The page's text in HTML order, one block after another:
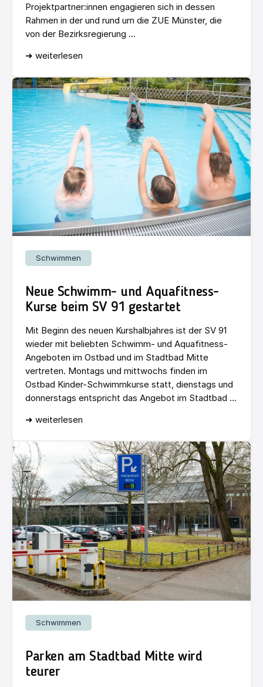
Projektpartner:innen engagieren sich in dessen
Rahmen in der und rund um die ZUE Münster, die
von der Bezirksregierung ...
➜ weiterlesen
Schwimmen
Neue Schwimm- und Aquafitness-
Kurse beim SV 91 gestartet
Mit Beginn des neuen Kurshalbjahres ist der SV 91
wieder mit beliebten Schwimm- und Aquafitness-
Angeboten im Ostbad und im Stadtbad Mitte
vertreten. Montags und mittwochs finden im
Ostbad Kinder-Schwimmkurse statt, dienstags und
donnerstags entspricht das Angebot im Stadtbad ...
➜ weiterlesen
Schwimmen
Parken am Stadtbad Mitte wird
teurer